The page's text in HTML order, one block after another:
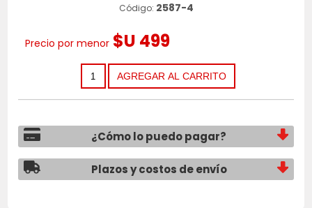
Código: 2587-4
Precio por menor $U 499
¿Cómo lo puedo pagar?
Plazos y costos de envío